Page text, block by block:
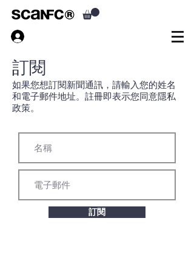
訂閱
如果您想訂閱新聞通訊，請輸入您的姓名
和電子郵件地址。註冊即表示您同意隱私
政策。
訂閱